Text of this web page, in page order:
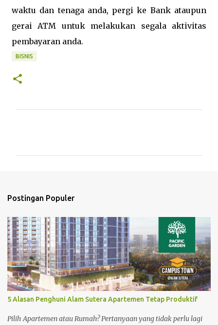
waktu dan tenaga anda, pergi ke Bank ataupun
gerai ATM untuk melakukan segala aktivitas
pembayaran anda.
BISNIS
r
Postingan Populer
5 Alasan Penghuni Alam Sutera Apartemen Tetap Produktif
Pilih Apartemen atau Rumah? Pertanyaan yang tidak perlu lagi